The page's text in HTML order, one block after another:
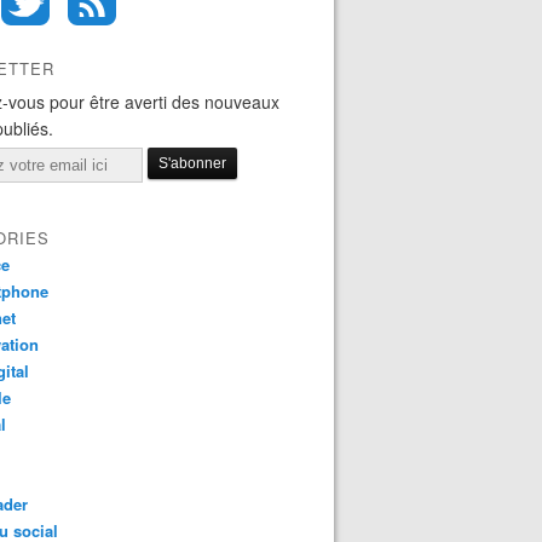
vous pour être averti des nouveaux
social